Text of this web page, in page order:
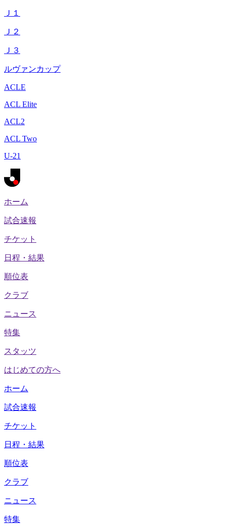
Ｊ１
Ｊ２
Ｊ３
ルヴァンカップ
ACLE
ACL Elite
ACL2
ACL Two
U-21
ホーム
試合速報
チケット
日程・結果
順位表
クラブ
ニュース
特集
スタッツ
はじめての方へ
ホーム
試合速報
チケット
日程・結果
順位表
クラブ
ニュース
特集